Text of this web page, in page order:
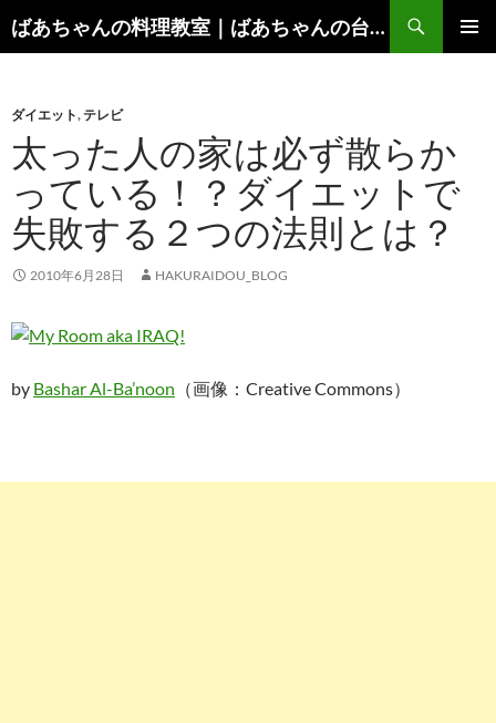
ン
ツ
へ
ス
キ
ッ
プ
ばあちゃんの料理教室｜ばあちゃんの台所から学ぶ、食と健康の知恵
索
ダイエット,テレビ
太った人の家は必ず散らか
っている！？ダイエットで
失敗する２つの法則とは？
2010年6月28日 HAKURAIDOU_BLOG
by Bashar Al-Ba’noon （画像：Creative Commons）